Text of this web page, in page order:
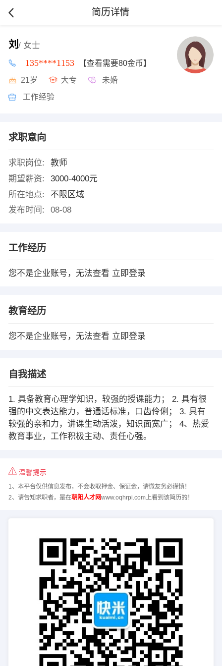
简历详情
刘 / 女士
135****1153 【查看需要80金币】
21岁 大专 未婚
工作经验
求职意向
求职岗位:
教师
期望薪资:
3000-4000元
所在地点:
不限区域
发布时间:
08-08
工作经历
您不是企业账号，无法查看 立即登录
教育经历
您不是企业账号，无法查看 立即登录
自我描述
1. 具备教育心理学知识，较强的授课能力； 2. 具有很
强的中文表达能力，普通话标准，口齿伶俐； 3. 具有
较强的亲和力，讲课生动活泼，知识面宽广； 4、热爱
教育事业，工作积极主动、责任心强。
温馨提示
1、本平台仅供信息发布，不会收取押金、保证金，请微友务必谨慎！
2、请告知求职者，是在朝阳人才网www.oqhrpi.com上看到该简历的！